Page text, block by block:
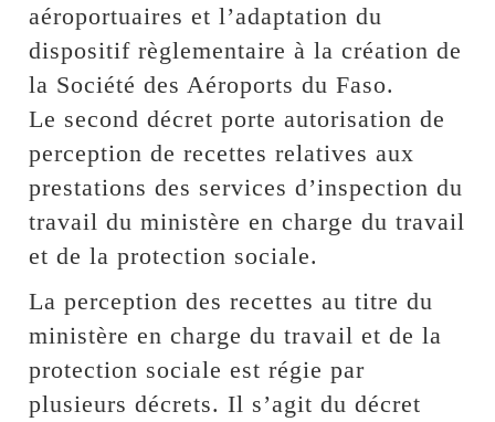
aéroportuaires et l’adaptation du
dispositif règlementaire à la création de
la Société des Aéroports du Faso.
Le second décret porte autorisation de
perception de recettes relatives aux
prestations des services d’inspection du
travail du ministère en charge du travail
et de la protection sociale.
La perception des recettes au titre du
ministère en charge du travail et de la
protection sociale est régie par
plusieurs décrets. Il s’agit du décret